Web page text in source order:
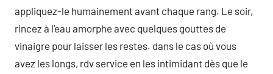
appliquez-le humainement avant chaque rang. Le soir,
rincez à l’eau amorphe avec quelques gouttes de
vinaigre pour laisser les restes. dans le cas où vous
avez les longs, rdv service en les intimidant dès que le